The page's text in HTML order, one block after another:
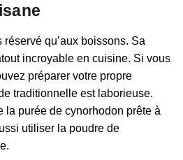
réservé qu’aux boissons. Sa
incroyable en cuisine. Si vous
préparer votre propre
traditionnelle est laborieuse.
la purée de cynorhodon prête à
utiliser la poudre de